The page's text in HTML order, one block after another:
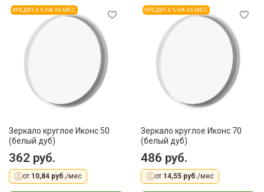
КРЕДИТ 4 % НА 36 МЕС
Зеркало круглое Иконс 50
(белый дуб)
362 руб.
от 10,84 руб./мес
КРЕДИТ 4 % НА 36 МЕС
Зеркало круглое Иконс 70
(белый дуб)
486 руб.
от 14,55 руб./мес